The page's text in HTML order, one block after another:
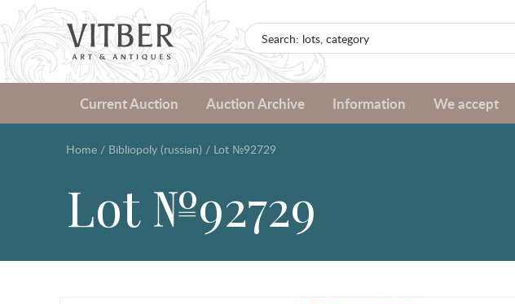
Current Auction Auction Archive Information We accept
Home / Bibliopoly (russian) / Lot №92729
Lot №92729